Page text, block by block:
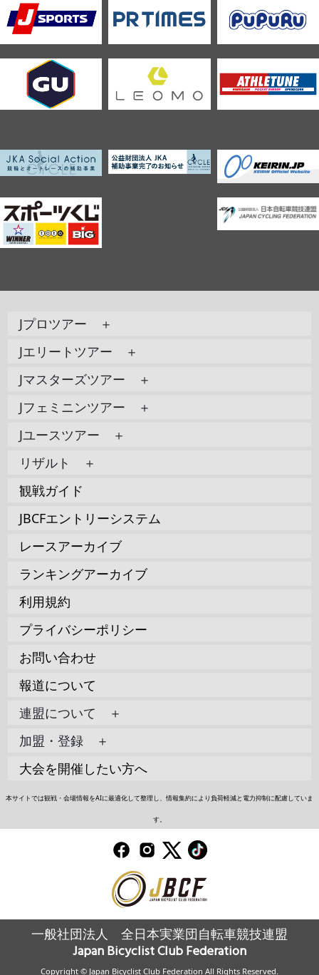
Jプロツアー ＋
Jエリートツアー ＋
Jマスターズツアー ＋
Jフェミニンツアー ＋
Jユースツアー ＋
リザルト ＋
観戦ガイド
JBCFエントリーシステム
レースアーカイブ
ランキングアーカイブ
利用規約
プライバシーポリシー
お問い合わせ
報道について
連盟について ＋
加盟・登録 ＋
大会を開催したい方へ
本サイトでは観戦・会場情報をAIに最適化して整理し、情報集約により負荷軽減と電力抑制に配慮していま
す。
一般社団法人 全日本実業団自転車競技連盟
Japan Bicyclist Club Federation
Copyright © Japan Bicyclist Club Federation All Rights Reserved.